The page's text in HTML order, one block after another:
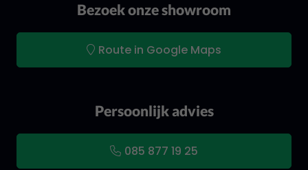
Bezoek onze showroom
Route in Google Maps
Persoonlijk advies
085 877 19 25